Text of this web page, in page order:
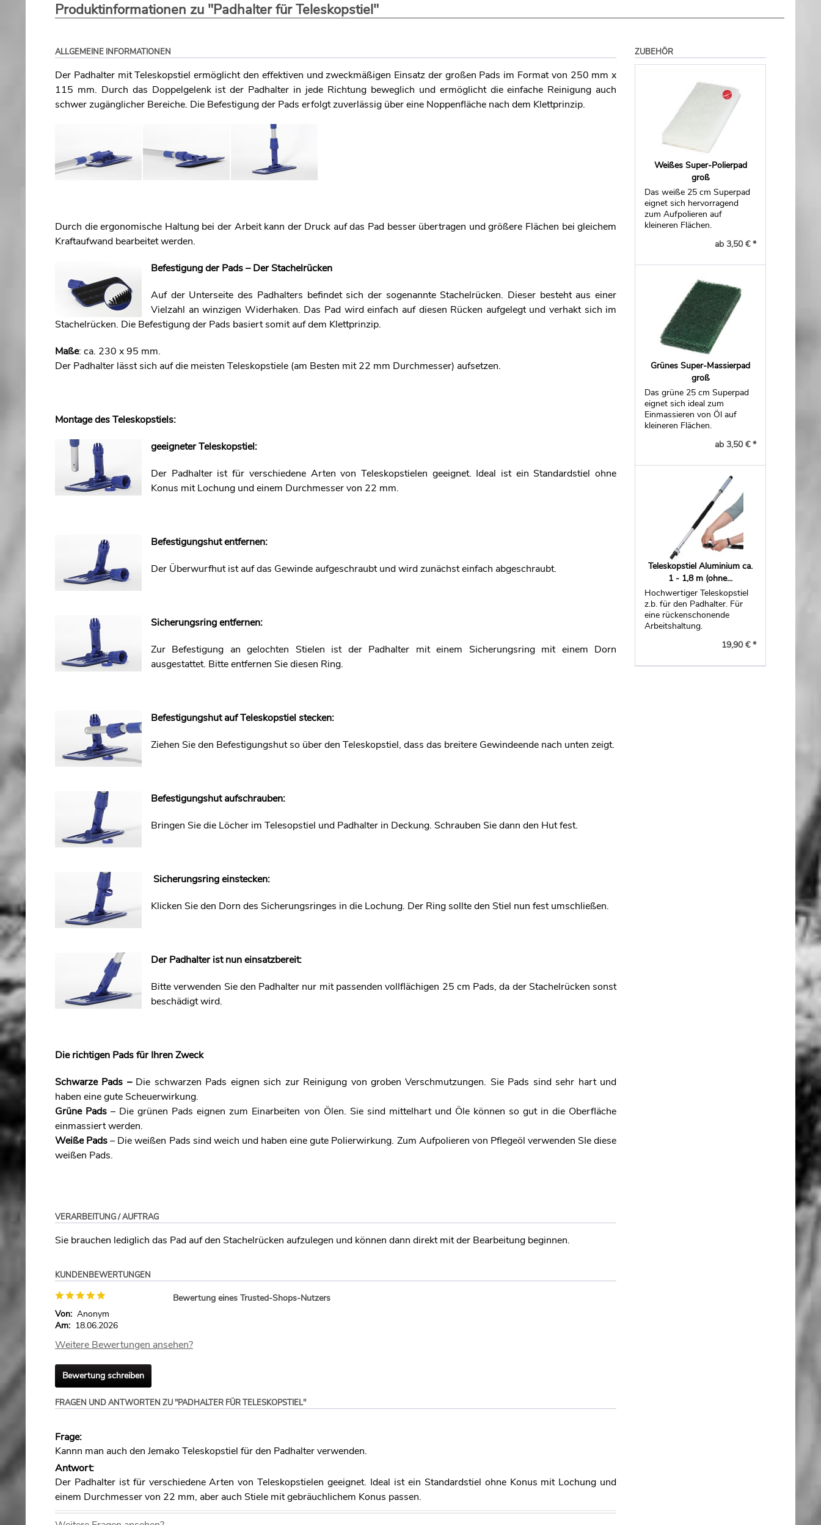
Produktinformationen zu "Padhalter für Teleskopstiel"
ALLGEMEINE INFORMATIONEN
Der Padhalter mit Teleskopstiel ermöglicht den effektiven und zweckmäßigen Einsatz der großen Pads im Format von 250 mm x
115 mm. Durch das Doppelgelenk ist der Padhalter in jede Richtung beweglich und ermöglicht die einfache Reinigung auch
schwer zugänglicher Bereiche. Die Befestigung der Pads erfolgt zuverlässig über eine Noppenfläche nach dem Klettprinzip.
Durch die ergonomische Haltung bei der Arbeit kann der Druck auf das Pad besser übertragen und größere Flächen bei gleichem
Kraftaufwand bearbeitet werden.
Befestigung der Pads – Der Stachelrücken
Auf der Unterseite des Padhalters befindet sich der sogenannte Stachelrücken. Dieser besteht aus einer
Vielzahl an winzigen Widerhaken. Das Pad wird einfach auf diesen Rücken aufgelegt und verhakt sich im
Stachelrücken. Die Befestigung der Pads basiert somit auf dem Klettprinzip.
Maße: ca. 230 x 95 mm.
Der Padhalter lässt sich auf die meisten Teleskopstiele (am Besten mit 22 mm Durchmesser) aufsetzen.
Montage des Teleskopstiels:
geeigneter Teleskopstiel:
Der Padhalter ist für verschiedene Arten von Teleskopstielen geeignet. Ideal ist ein Standardstiel ohne
Konus mit Lochung und einem Durchmesser von 22 mm.
Befestigungshut entfernen:
Der Überwurfhut ist auf das Gewinde aufgeschraubt und wird zunächst einfach abgeschraubt.
Sicherungsring entfernen:
Zur Befestigung an gelochten Stielen ist der Padhalter mit einem Sicherungsring mit einem Dorn
ausgestattet. Bitte entfernen Sie diesen Ring.
Befestigungshut auf Teleskopstiel stecken:
Ziehen Sie den Befestigungshut so über den Teleskopstiel, dass das breitere Gewindeende nach unten zeigt.
Befestigungshut aufschrauben:
Bringen Sie die Löcher im Telesopstiel und Padhalter in Deckung. Schrauben Sie dann den Hut fest.
Sicherungsring einstecken:
Klicken Sie den Dorn des Sicherungsringes in die Lochung. Der Ring sollte den Stiel nun fest umschließen.
Der Padhalter ist nun einsatzbereit:
Bitte verwenden Sie den Padhalter nur mit passenden vollflächigen 25 cm Pads, da der Stachelrücken sonst
beschädigt wird.
Die richtigen Pads für Ihren Zweck
Schwarze Pads –Die schwarzen Pads eignen sich zur Reinigung von groben Verschmutzungen. Sie Pads sind sehr hart und
haben eine gute Scheuerwirkung.
Grüne Pads – Die grünen Pads eignen zum Einarbeiten von Ölen. Sie sind mittelhart und Öle können so gut in die Oberfläche
einmassiert werden.
Weiße Pads– Die weißen Pads sind weich und haben eine gute Polierwirkung. Zum Aufpolieren von Pflegeöl verwenden SIe diese
weißen Pads.
VERARBEITUNG / AUFTRAG
Sie brauchen lediglich das Pad auf den Stachelrücken aufzulegen und können dann direkt mit der Bearbeitung beginnen.
KUNDENBEWERTUNGEN
Von: Anonym
Am: 18.06.2026
Bewertung eines Trusted-Shops-Nutzers
Weitere Bewertungen ansehen?
Bewertung schreiben
FRAGEN UND ANTWORTEN ZU "PADHALTER FÜR TELESKOPSTIEL"
Frage:
Kannn man auch den Jemako Teleskopstiel für den Padhalter verwenden.
Antwort:
Der Padhalter ist für verschiedene Arten von Teleskopstielen geeignet. Ideal ist ein Standardstiel ohne Konus mit Lochung und
einem Durchmesser von 22 mm, aber auch Stiele mit gebräuchlichem Konus passen.
ZUBEHÖR
Weißes Super-Polierpad
groß
Das weiße 25 cm Superpad
eignet sich hervorragend
zum Aufpolieren auf
kleineren Flächen.
ab 3,50 € *
Grünes Super-Massierpad
groß
Das grüne 25 cm Superpad
eignet sich ideal zum
Einmassieren von Öl auf
kleineren Flächen.
ab 3,50 € *
Teleskopstiel Aluminium ca.
1 - 1,8 m (ohne...
Hochwertiger Teleskopstiel
z.b. für den Padhalter. Für
eine rückenschonende
Arbeitshaltung.
19,90 € *